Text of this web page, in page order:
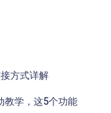
方式详解
教学，这5个功能